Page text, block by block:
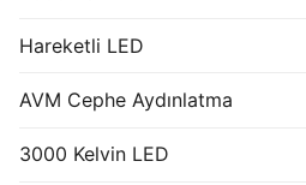
Hareketli LED
AVM Cephe Aydınlatma
3000 Kelvin LED